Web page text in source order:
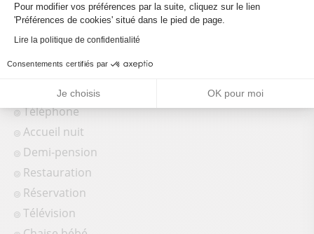
Baignoire
Lit bébé
Non fumeur
Téléphone
Accueil nuit
Demi-pension
Restauration
Réservation
Télévision
Pour modifier vos préférences par la suite, cliquez sur le lien
'Préférences de cookies' situé dans le pied de page.
Lire la politique de confidentialité
Consentements certifiés par
Je choisis OK pour moi